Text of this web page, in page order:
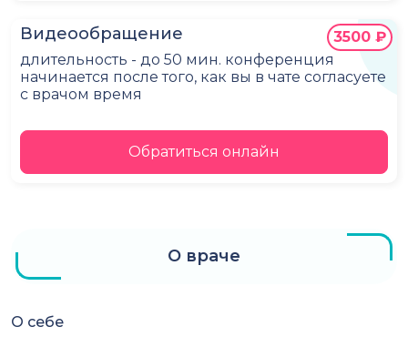
Видеообращение
длительность - до 50 мин. конференция
начинается после того, как вы в чате согласуете
с врачом время
3500 ₽
Обратиться онлайн
О враче
О себе